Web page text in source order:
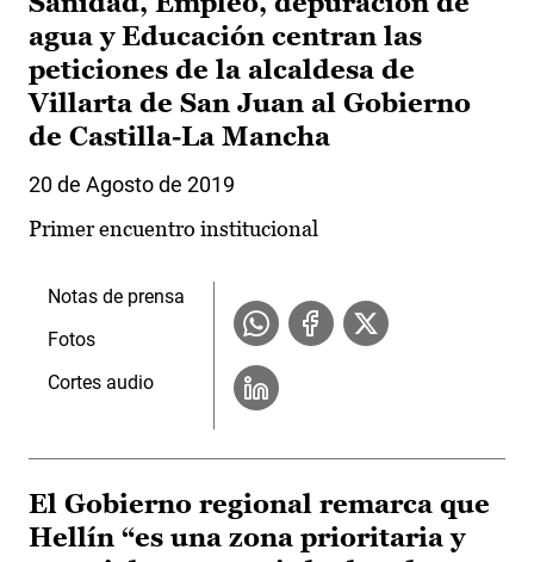
agua y Educación centran las
peticiones de la alcaldesa de
Villarta de San Juan al Gobierno
de Castilla-La Mancha
20 de Agosto de 2019
Primer encuentro institucional
Notas de prensa
Fotos
Cortes audio
El Gobierno regional remarca que
Hellín “es una zona prioritaria y